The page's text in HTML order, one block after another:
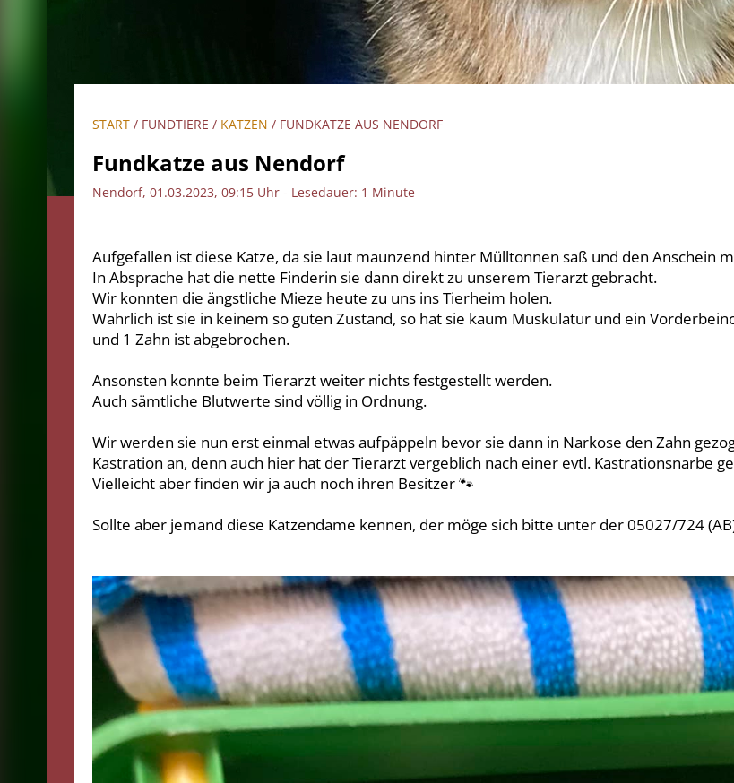
START / FUNDTIERE / KATZEN / FUNDKATZE AUS NENDORF
Fundkatze aus Nendorf
Nendorf, 01.03.2023, 09:15 Uhr - Lesedauer: 1 Minute
Aufgefallen ist diese Katze, da sie laut maunzend hinter Mülltonnen saß und den Anschein
In Absprache hat die nette Finderin sie dann direkt zu unserem Tierarzt gebracht.
Wir konnten die ängstliche Mieze heute zu uns ins Tierheim holen.
Wahrlich ist sie in keinem so guten Zustand, so hat sie kaum Muskulatur und ein
und 1 Zahn ist abgebrochen.
Ansonsten konnte beim Tierarzt weiter nichts festgestellt werden.
Auch sämtliche Blutwerte sind völlig in Ordnung.
Wir werden sie nun erst einmal etwas aufpäppeln bevor sie dann in Narkose den Zahn
Kastration an, denn auch hier hat der Tierarzt vergeblich nach einer evtl. Kastrationsnarbe
Vielleicht aber finden wir ja auch noch ihren Besitzer 🐾
Sollte aber jemand diese Katzendame kennen, der möge sich bitte unter der 05027/724